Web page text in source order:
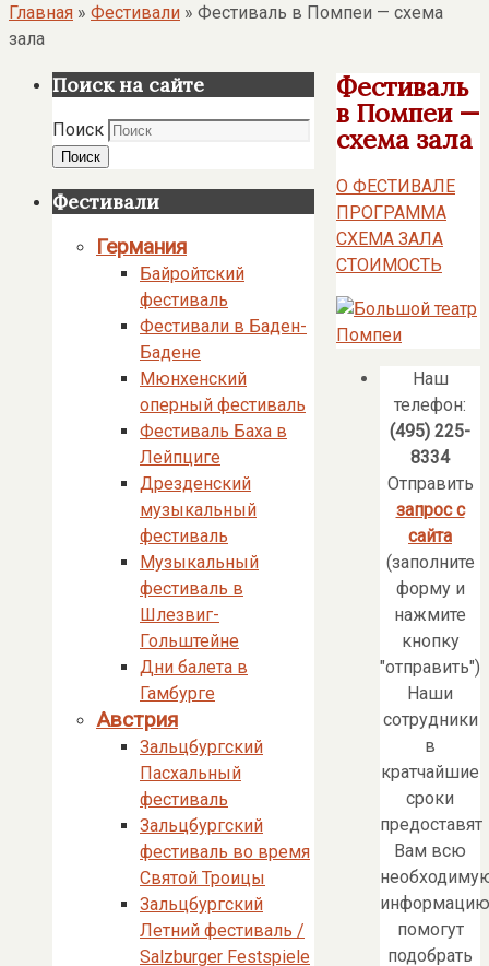
Главная » Фестивали » Фестиваль в Помпеи — схема
зала
Фестиваль
в Помпеи —
схема зала
О ФЕСТИВАЛЕ
ПРОГРАММА
СХЕМА ЗАЛА
СТОИМОСТЬ
Наш
телефон:
(495) 225-
8334
Отправить
запрос с
сайта
(заполните
форму и
нажмите
кнопку
"отправить")
Наши
сотрудники
в
кратчайшие
сроки
предоставят
Вам всю
помогут
подобрать
Поиск на сайте
Поиск
Поиск
Фестивали
Германия
Байройтский
фестиваль
Фестивали в Баден-
Бадене
Мюнхенский
оперный фестиваль
Фестиваль Баха в
Лейпциге
Дрезденский
музыкальный
фестиваль
Музыкальный
фестиваль в
Шлезвиг-
Гольштейне
Дни балета в
Гамбурге
Австрия
Зальцбургский
Пасхальный
фестиваль
Зальцбургский
фестиваль во время
Святой Троицы
Зальцбургский
Летний фестиваль /
Salzburger Festspiele